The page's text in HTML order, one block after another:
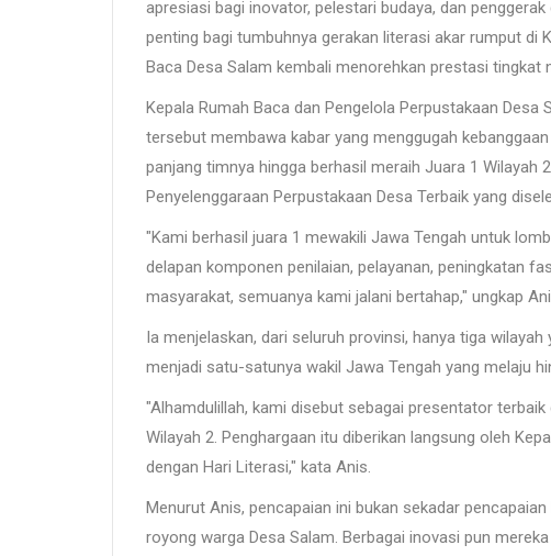
apresiasi bagi inovator, pelestari budaya, dan
penting bagi tumbuhnya gerakan literasi akar rumput di
Baca Desa Salam kembali menorehkan prestasi tingkat
Kepala Rumah Baca dan Pengelola Perpustakaan
tersebut membawa kabar yang menggugah
panjang timnya hingga berhasil meraih Juara 1 Wilayah
Penyelenggaraan Perpustakaan Desa Terbaik yang
"Kami berhasil juara 1 mewakili Jawa Tengah untuk
delapan komponen penilaian, pelayanan, peningkatan
masyarakat, semuanya kami jalani bertahap," ungkap
Ia menjelaskan, dari seluruh provinsi, hanya tiga
menjadi satu-satunya wakil Jawa Tengah yang melaju
"Alhamdulillah, kami disebut sebagai presentator
Wilayah 2. Penghargaan itu diberikan langsung oleh
dengan Hari Literasi," kata Anis.
Menurut Anis, pencapaian ini bukan sekadar
royong warga Desa Salam. Berbagai inovasi pun